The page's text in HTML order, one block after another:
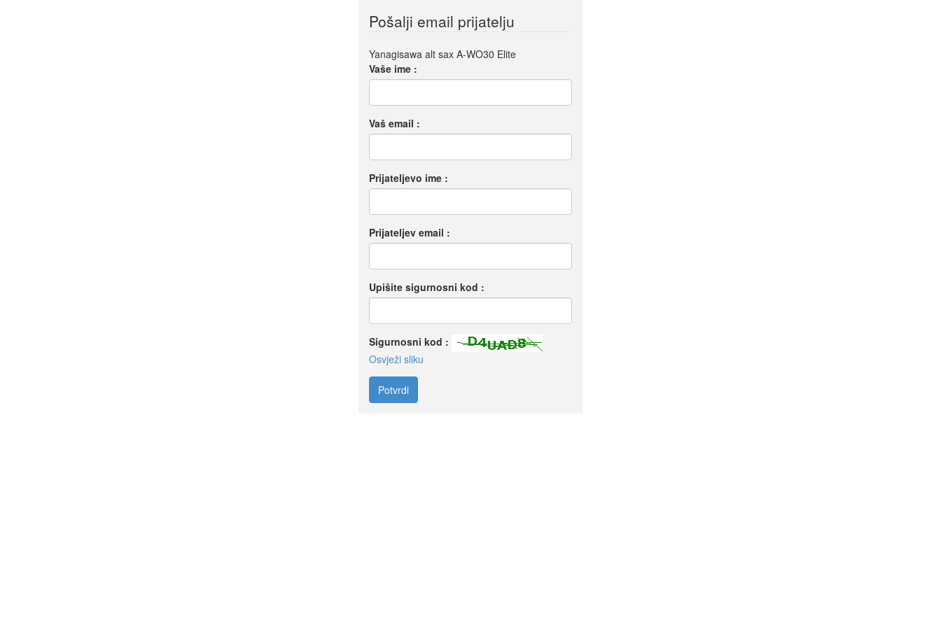
Pošalji email prijatelju
Yanagisawa alt sax A-WO30 Elite
Vaše ime :
Vaš email :
Prijateljevo ime :
Prijateljev email :
Upišite sigurnosni kod :
Sigurnosni kod :
Osvježi sliku